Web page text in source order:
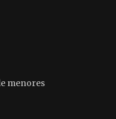
menores